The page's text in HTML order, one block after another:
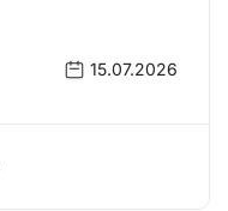
15.07.2026